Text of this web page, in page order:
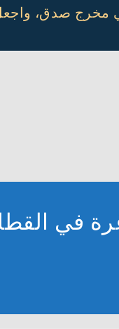
مخرج صدق،
من 30 ألف وظيفة